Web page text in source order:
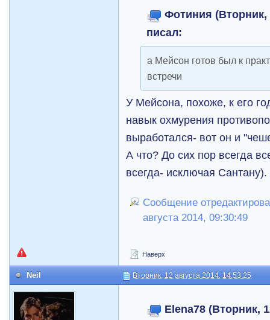
Фотиния (Вторник,
писал:
а Мейсон готов был к
встречи
У Мейсона, похоже, к его
навык охмурения
выработался- вот он и
А что? До сих пор всегда
всегда- исключая Сантану).
Сообщение
августа 2014, 09:30:49
Наверх
Neil Вторник, 12 августа 2014, 14:53:25
Elena78 (Вторник,